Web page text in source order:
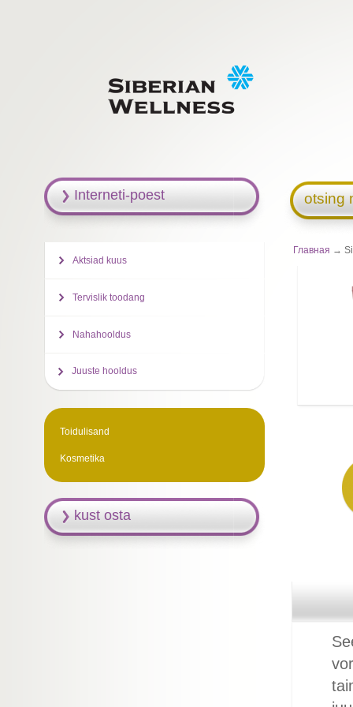
otsing
Главная →
Interneti-poest
Aktsiad kuus
Tervislik toodang
Nahahooldus
Juuste hooldus
Toidulisand
Kosmetika
kust osta